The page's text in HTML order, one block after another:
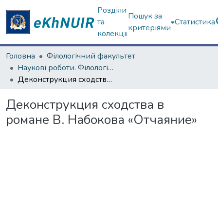
Розділи
та
колекції
Пошук за
критеріями
Статистика
Головна
Філологічний факультет
Наукові роботи. Філологічний факультет
Деконструкция сходства в романе В. Набокова «Отчаяние»
Деконструкция сходства в
романе В. Набокова «Отчаяние»